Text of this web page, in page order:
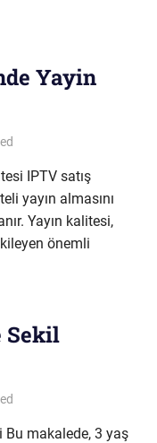
Yayin
IPTV satış
yayın almasını
Yayın kalitesi,
önemli
Sekil
Bu makalede, 3 yaş